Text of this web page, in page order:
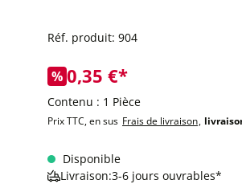
Réf. produit: 904
% 0,35 €*
Contenu : 1 Pièce
Prix TTC, en sus Frais de livraison,
Disponible
Livraison:3-6 jours ouvrables*